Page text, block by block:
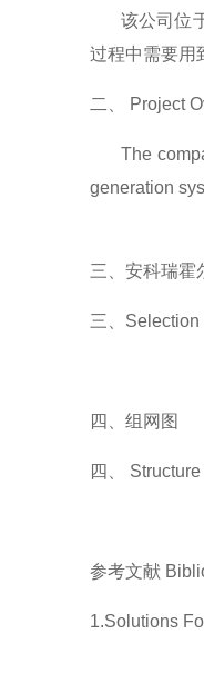
该公司位
过程中需要用
二、 Project
The
generation
三、安科瑞霍
三、 Selection
四、组网图
四、 Structure
参考文献
1.Solutions